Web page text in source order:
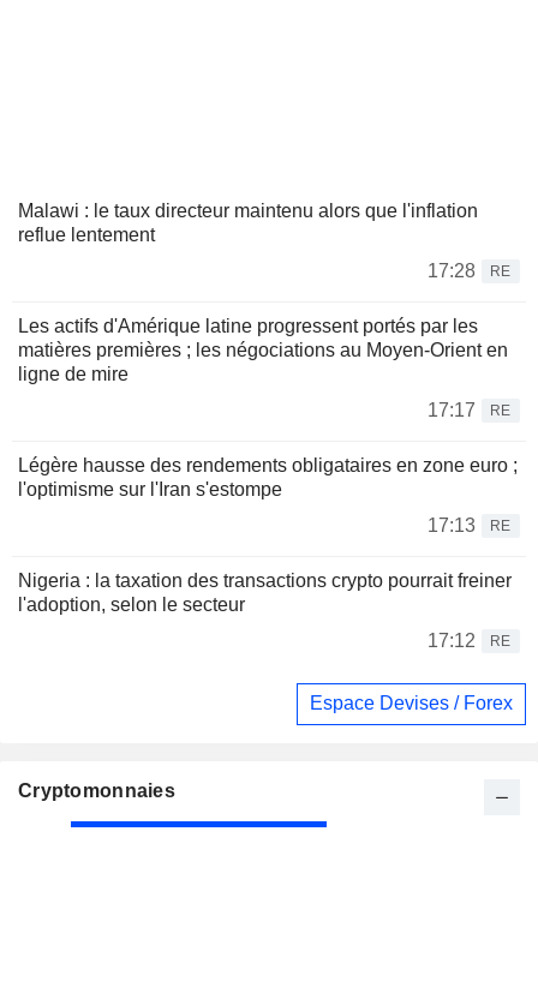
Malawi : le taux directeur maintenu alors que l'inflation
reflue lentement
17:28
RE
Les actifs d'Amérique latine progressent portés par les
matières premières ; les négociations au Moyen-Orient en
ligne de mire
17:17
RE
Légère hausse des rendements obligataires en zone euro ;
l'optimisme sur l'Iran s'estompe
17:13
RE
Nigeria : la taxation des transactions crypto pourrait freiner
l'adoption, selon le secteur
17:12
RE
Espace Devises / Forex
Cryptomonnaies